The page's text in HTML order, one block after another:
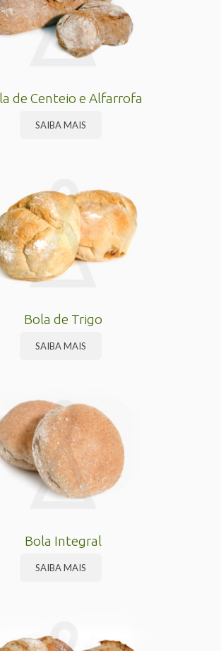
de Centeio e Alfarrofa
SAIBA MAIS
Bola de Trigo
SAIBA MAIS
Bola Integral
SAIBA MAIS